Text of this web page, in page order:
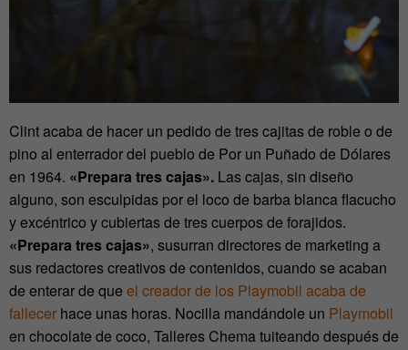
Clint acaba de hacer un pedido de tres cajitas de roble o de
pino al enterrador del pueblo de Por un Puñado de Dólares
en 1964. «Prepara tres cajas». Las cajas, sin diseño
alguno, son esculpidas por el loco de barba blanca flacucho
y excéntrico y cubiertas de tres cuerpos de forajidos.
«Prepara tres cajas», susurran directores de marketing a
sus redactores creativos de contenidos, cuando se acaban
de enterar de que el creador de los Playmobil acaba de
fallecer hace unas horas. Nocilla mandándole un Playmobil
en chocolate de coco, Talleres Chema tuiteando después de